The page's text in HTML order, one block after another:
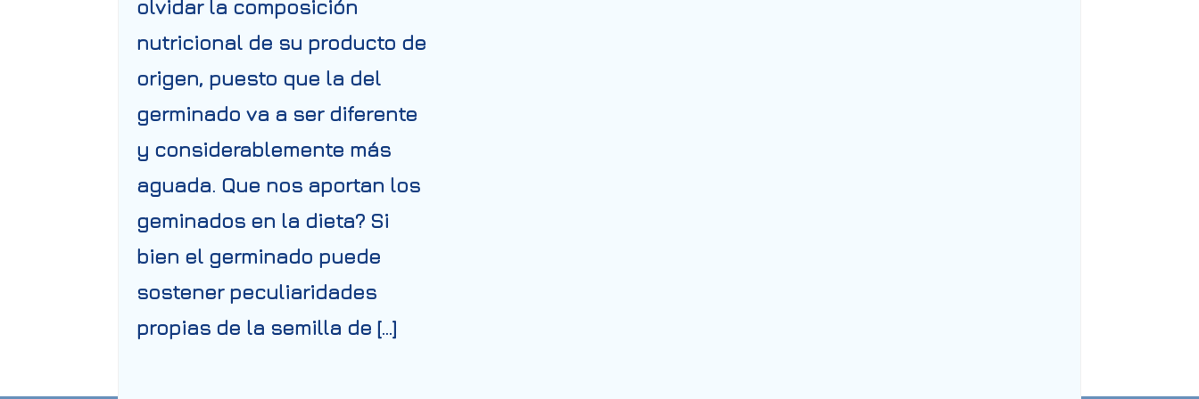
olvidar la composición
nutricional de su producto de
origen, puesto que la del
germinado va a ser diferente
y considerablemente más
aguada. Que nos aportan los
geminados en la dieta? Si
bien el germinado puede
sostener peculiaridades
propias de la semilla de […]